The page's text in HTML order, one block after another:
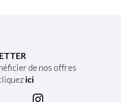
de nos offres
ici